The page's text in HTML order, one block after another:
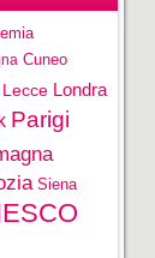
Cuneo
Lecce Londra
Parigi
Siena